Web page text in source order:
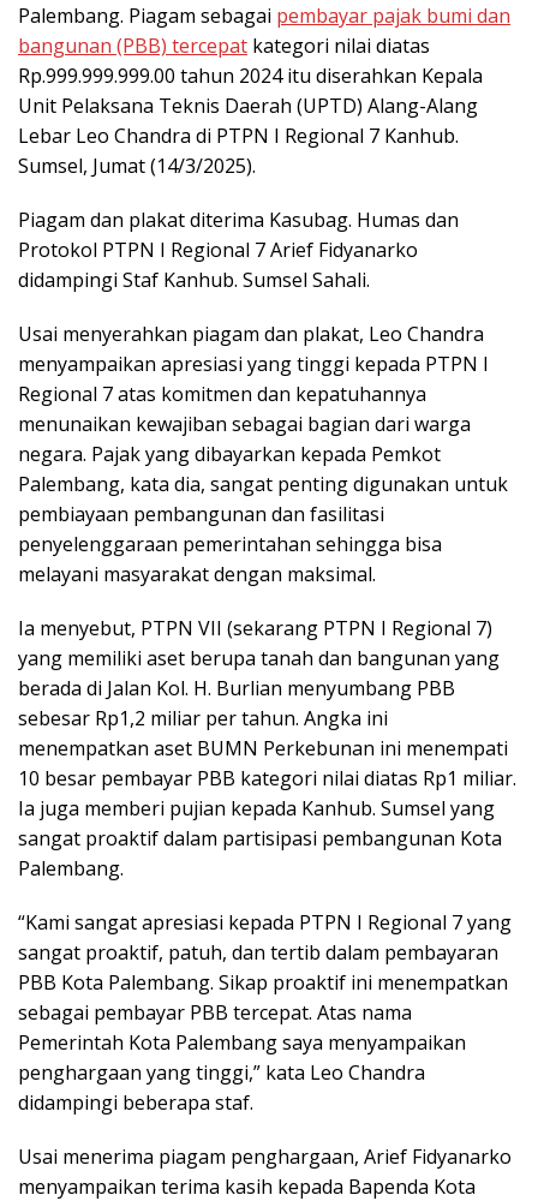
Palembang. Piagam sebagai pembayar pajak bumi dan
bangunan (PBB) tercepat kategori nilai diatas
Rp.999.999.999.00 tahun 2024 itu diserahkan Kepala
Unit Pelaksana Teknis Daerah (UPTD) Alang-Alang
Lebar Leo Chandra di PTPN I Regional 7 Kanhub.
Sumsel, Jumat (14/3/2025).
Piagam dan plakat diterima Kasubag. Humas dan
Protokol PTPN I Regional 7 Arief Fidyanarko
didampingi Staf Kanhub. Sumsel Sahali.
Usai menyerahkan piagam dan plakat, Leo Chandra
menyampaikan apresiasi yang tinggi kepada PTPN I
Regional 7 atas komitmen dan kepatuhannya
menunaikan kewajiban sebagai bagian dari warga
negara. Pajak yang dibayarkan kepada Pemkot
Palembang, kata dia, sangat penting digunakan untuk
pembiayaan pembangunan dan fasilitasi
penyelenggaraan pemerintahan sehingga bisa
melayani masyarakat dengan maksimal.
Ia menyebut, PTPN VII (sekarang PTPN I Regional 7)
yang memiliki aset berupa tanah dan bangunan yang
berada di Jalan Kol. H. Burlian menyumbang PBB
sebesar Rp1,2 miliar per tahun. Angka ini
menempatkan aset BUMN Perkebunan ini menempati
10 besar pembayar PBB kategori nilai diatas Rp1 miliar.
Ia juga memberi pujian kepada Kanhub. Sumsel yang
sangat proaktif dalam partisipasi pembangunan Kota
Palembang.
“Kami sangat apresiasi kepada PTPN I Regional 7 yang
sangat proaktif, patuh, dan tertib dalam pembayaran
PBB Kota Palembang. Sikap proaktif ini menempatkan
sebagai pembayar PBB tercepat. Atas nama
Pemerintah Kota Palembang saya menyampaikan
penghargaan yang tinggi,” kata Leo Chandra
didampingi beberapa staf.
Usai menerima piagam penghargaan, Arief Fidyanarko
menyampaikan terima kasih kepada Bapenda Kota